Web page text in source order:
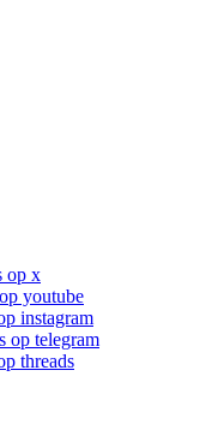
op x
youtube
instagram
op telegram
threads